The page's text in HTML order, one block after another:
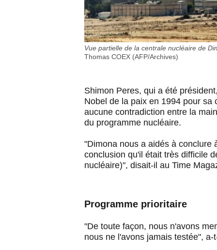
Vue partielle de la centrale nucléaire de
Thomas COEX (AFP/Archives)
Shimon Peres, qui a été
Nobel de la paix en 1994 pour sa
aucune contradiction entre la
du programme nucléaire.
"Dimona nous a aidés à conclure
conclusion qu'il était très difficile
nucléaire)", disait-il au Time
Programme
"De toute façon, nous n'avons
nous ne l'avons jamais testée", a-